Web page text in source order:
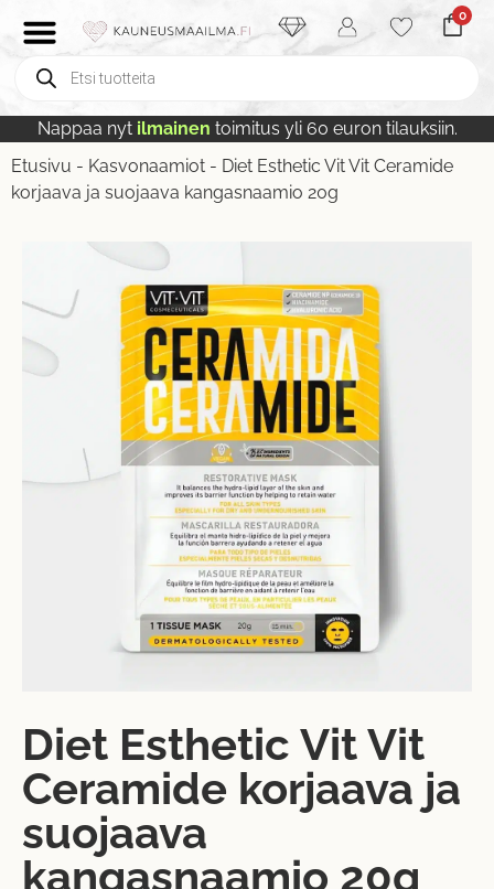
0
Nappaa nyt ilmainen toimitus yli 60 euron tilauksiin.
Etusivu - Kasvonaamiot - Diet Esthetic Vit Vit Ceramide
korjaava ja suojaava kangasnaamio 20g
Diet Esthetic Vit Vit
Ceramide korjaava ja
suojaava
kangasnaamio 20g